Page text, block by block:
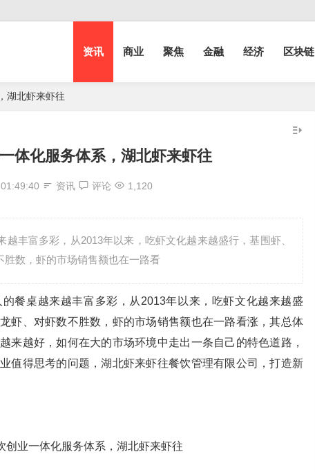
资讯 商业 聚焦 金融 经济 区块链
湖北虾来虾往
体化服务体系，湖北虾来虾往
01:49:40 资讯 评论 1,120
丰富多彩，从2013年以来，吃虾文化越来越盛行，基围虾、
数，虾的市场销售额也在一路看
桌越来越丰富多彩，从2013年以来，吃虾文化越来越盛
虾、对虾数不胜数，虾的市场销售额也在一路看涨，其总体
来越好，如何在大的市场环境中走出一条自己的特色道路，
值得思考的问题，湖北虾来虾往餐饮管理有限公司，打造新